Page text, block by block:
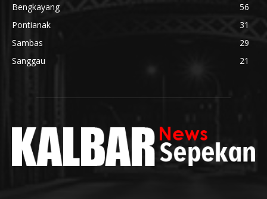
Bengkayang
56
Pontianak
31
Sambas
29
Sanggau
21